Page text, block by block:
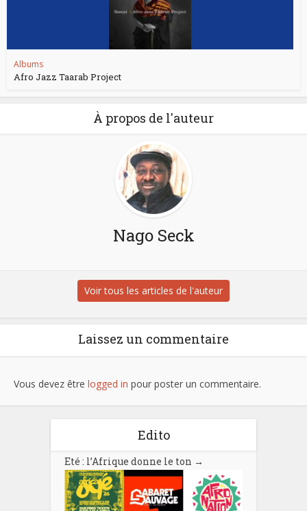
Albums
Afro Jazz Taarab Project
À propos de l'auteur
Nago Seck
Voir tous les articles de l'auteur
Laissez un commentaire
Vous devez être logged in pour poster un commentaire.
Edito
Eté : l’Afrique donne le ton →